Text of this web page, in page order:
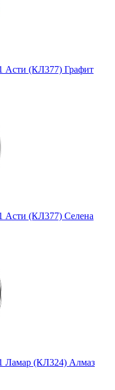
Асти (КЛ377) Графит
Асти (КЛ377) Селена
Ламар (КЛ324) Алмаз